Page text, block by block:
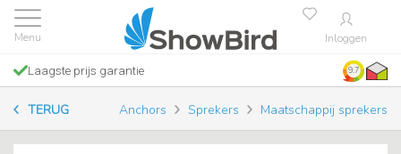
Inloggen
Laagste prijs garantie 9.7
TERUG Anchors Sprekers Maatschappij sprekers